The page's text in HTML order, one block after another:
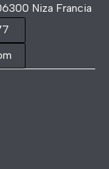
Niza Francia